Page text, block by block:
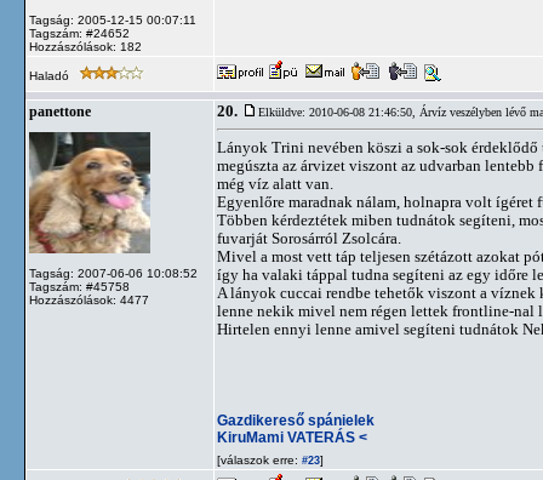
Tagság: 2005-12-15 00:07:11
Tagszám: #24652
Hozzászólások: 182
Haladó
panettone
Tagság: 2007-06-06 10:08:52
Tagszám: #45758
Hozzászólások: 4477
20. Elküldve: 2010-06-08 21:46:50, Árvíz veszélyben lévő
Lányok Trini nevében köszi a sok-sok érdeklődő
megúszta az árvizet viszont az udvarban
még víz alatt van.
Egyenlőre maradnak nálam, holnapra volt
Többen kérdeztétek miben tudnátok segíteni,
fuvarját Sorosárról Zsolcára.
Mivel a most vett táp teljesen szétázott azokat
így ha valaki táppal tudna segíteni az egy időre
A lányok cuccai rendbe tehetők viszont a víznek
lenne nekik mivel nem régen lettek frontline-nal
Hirtelen ennyi lenne amivel segíteni tudnátok
Gazdikereső spánielek
KiruMami VATERÁS <
[válaszok erre: #23]